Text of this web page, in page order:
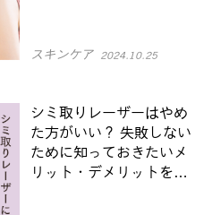
スキンケア 2024.10.25
シミ取りレーザーはやめ
た方がいい？ 失敗しない
ために知っておきたいメ
リット・デメリットを解